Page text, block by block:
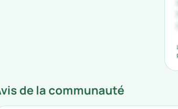
de la communauté